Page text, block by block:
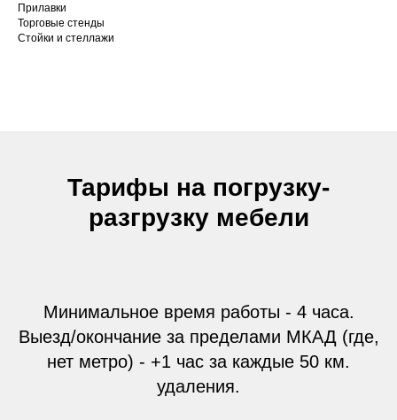
Прилавки
Торговые стенды
Стойки и стеллажи
Тарифы на погрузку-
разгрузку мебели
Минимальное время работы - 4 часа.
Выезд/окончание за пределами МКАД (где,
нет метро) - +1 час за каждые 50 км.
удаления.